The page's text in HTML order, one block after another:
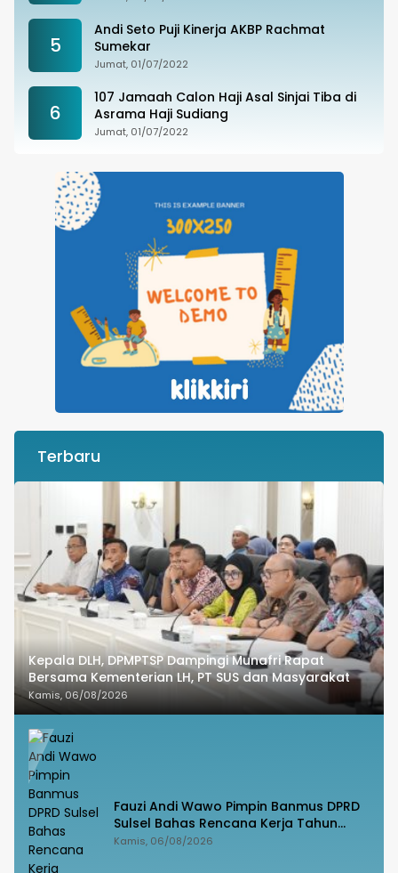
5
Andi Seto Puji Kinerja AKBP Rachmat
Sumekar
Jumat, 01/07/2022
6
107 Jamaah Calon Haji Asal Sinjai Tiba di
Asrama Haji Sudiang
Jumat, 01/07/2022
Terbaru
Kepala DLH, DPMPTSP Dampingi Munafri Rapat
Bersama Kementerian LH, PT SUS dan Masyarakat
Kamis, 06/08/2026
Fauzi Andi Wawo Pimpin Banmus DPRD
Sulsel Bahas Rencana Kerja Tahun
2027
Kamis, 06/08/2026